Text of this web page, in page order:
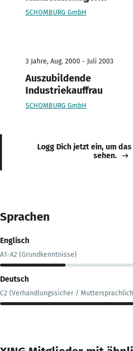
SCHOMBURG GmbH
3 Jahre, Aug. 2000 - Juli 2003
Auszubildende
Industriekauffrau
SCHOMBURG GmbH
Logg Dich jetzt ein, um
sehen.
Sprachen
Englisch
A1-A2 (Grundkenntnisse)
Deutsch
C2 (Verhandlungssicher /